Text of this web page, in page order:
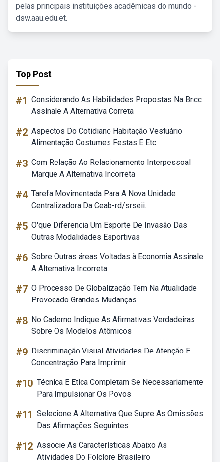
pelas principais instituições acadêmicas do mundo -
dsw.aau.edu.et.
Top Post
#1 Considerando As Habilidades Propostas Na Bncc
Assinale A Alternativa Correta
#2 Aspectos Do Cotidiano Habitação Vestuário
Alimentação Costumes Festas E Etc
#3 Com Relação Ao Relacionamento Interpessoal
Marque A Alternativa Incorreta
#4 Tarefa Movimentada Para A Nova Unidade
Centralizadora Da Ceab-rd/srseii.
#5 O'que Diferencia Um Esporte De Invasão Das
Outras Modalidades Esportivas
#6 Sobre Outras áreas Voltadas à Economia Assinale
A Alternativa Incorreta
#7 O Processo De Globalização Tem Na Atualidade
Provocado Grandes Mudanças
#8 No Caderno Indique As Afirmativas Verdadeiras
Sobre Os Modelos Atômicos
#9 Discriminação Visual Atividades De Atenção E
Concentração Para Imprimir
#10 Técnica E Etica Completam Se Necessariamente
Para Impulsionar Os Povos
#11 Selecione A Alternativa Que Supre As Omissões
Das Afirmações Seguintes
#12 Associe As Características Abaixo As
Atividades Do Folclore Brasileiro